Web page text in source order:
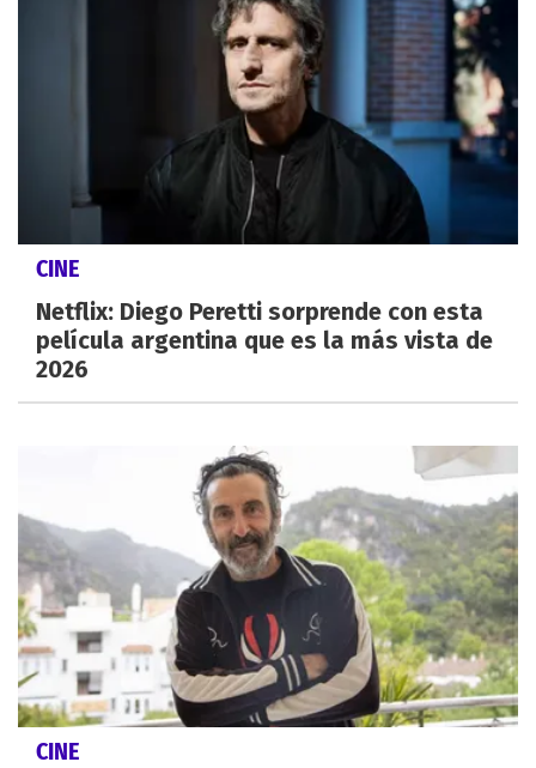
CINE
Netflix: Diego Peretti sorprende con esta
película argentina que es la más vista de
2026
CINE